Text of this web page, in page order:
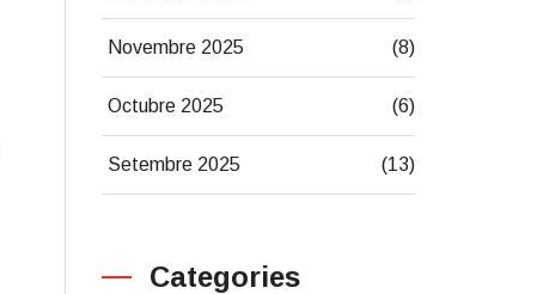
Novembre 2025 (8)
Octubre 2025 (6)
Setembre 2025 (13)
Categories